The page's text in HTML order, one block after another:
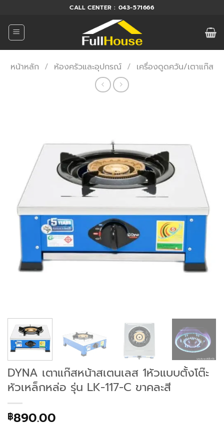
ยัง
เนื้อหา
CALL CENTER : 043-571666
หน้าหลัก / ห้องครัวและอุปกรณ์ / เครื่องดูดควัน/เตาแก๊ส
DYNA เตาแก๊สหน้าสเตนเลส 1หัวแบบตั้งโต๊ะ
หัวเหล็กหล่อ รุ่น LK-117-C ขาคละสี
฿890.00